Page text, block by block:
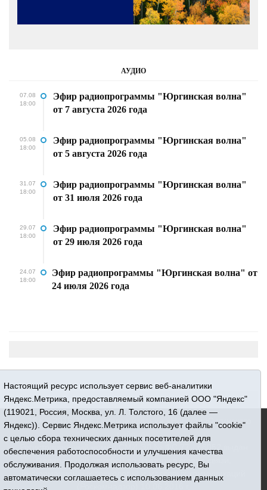
АУДИО
07.08
18:00
Эфир радиопрограммы "Юргинская волна"
от 7 августа 2026 года
05.08
18:00
Эфир радиопрограммы "Юргинская волна"
от 5 августа 2026 года
31.07
18:00
Эфир радиопрограммы "Юргинская волна"
от 31 июля 2026 года
29.07
18:00
Эфир радиопрограммы "Юргинская волна"
от 29 июля 2026 года
24.07
18:00
Эфир радиопрограммы "Юргинская волна" от
24 июля 2026 года
16+ © 2015-2026 Сетевое издание «Новости Юргинского
Регистрационный номер СМИ ЭЛ № ФС 77 - 66052 выдан
Федеральной службой по надзору в сфере связи,
Настоящий ресурс использует сервис веб-аналитики
Яндекс.Метрика, предоставляемый компанией ООО "Яндекс"
(119021, Россия, Москва, ул. Л. Толстого, 16 (далее —
Яндекс)). Сервис Яндекс.Метрика использует файлы "cookie"
с целью сбора технических данных посетителей для
обеспечения работоспособности и улучшения качества
обслуживания. Продолжая использовать ресурс, Вы
автоматически соглашаетесь с использованием данных